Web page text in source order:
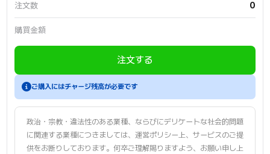
注文数
0
購買金額
注文する
ご購入にはチャージ残高が必要です
会員登録後、チャージしてからご注文ください。
政治・宗教・違法性のある業種、ならびにデリケートな社会的問題
に関連する業種につきましては、運営ポリシー上、サービスのご提
供をお断りしております。何卒ご理解賜りますよう、お願い申し上